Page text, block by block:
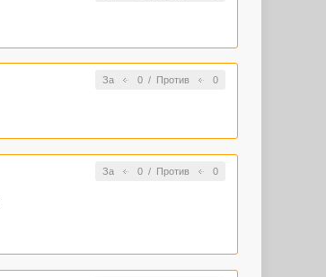
За 0/ Против 0
За 0/ Против 0